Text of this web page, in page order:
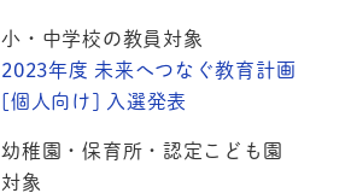
小・中学校の教員対象
2023年度 未来へつなぐ教育計画
[個人向け] 入選発表
幼稚園・保育所・認定こども園
対象